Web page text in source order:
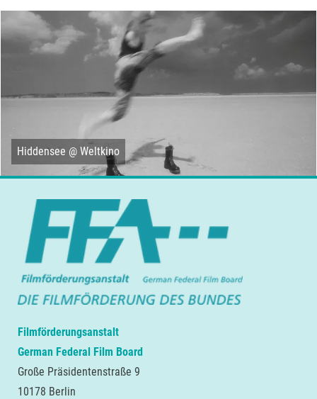
Hiddensee @ Weltkino
Filmförderungsanstalt
German Federal Film Board
Große Präsidentenstraße 9
10178 Berlin